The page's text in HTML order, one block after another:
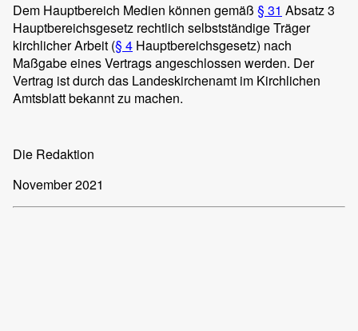
Dem Hauptbereich Medien können gemäß § 31 Absatz 3
Hauptbereichsgesetz rechtlich selbstständige Träger
kirchlicher Arbeit (§ 4 Hauptbereichsgesetz) nach
Maßgabe eines Vertrags angeschlossen werden. Der
Vertrag ist durch das Landeskirchenamt im Kirchlichen
Amtsblatt bekannt zu machen.
Die Redaktion
November 2021